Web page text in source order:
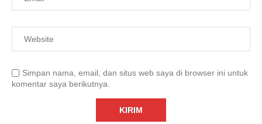
Simpan nama, email, dan situs web saya di browser ini untuk
komentar saya berikutnya.